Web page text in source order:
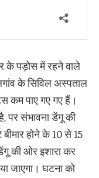
के पड़ोस में रहने वाले
के सिविल अस्पताल
कम पाए गए गए हैं।
पर संभावना डेंगू की
बीमार होने के 10 से 15
की ओर इशारा कर
जाएगा। घटना काे